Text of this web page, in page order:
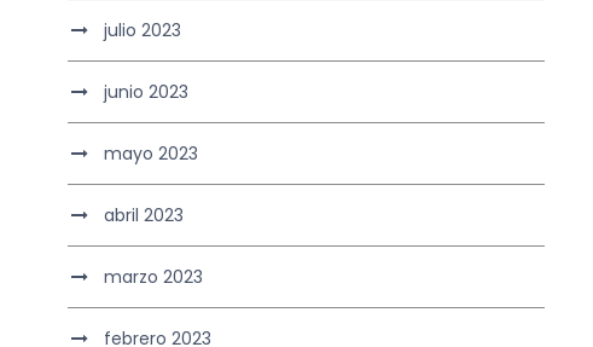
julio 2023
junio 2023
mayo 2023
abril 2023
marzo 2023
febrero 2023